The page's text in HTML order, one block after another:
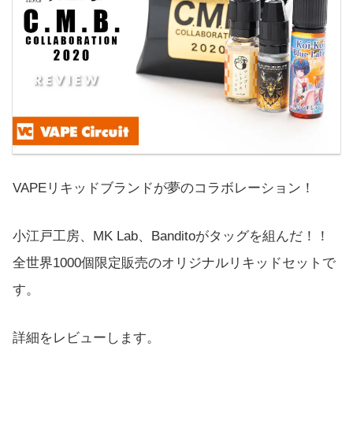
VAPEリキッドブランドが夢のコラボレーション！
小江戸工房、MK Lab、Banditoがタッグを組んだ！！
全世界1000個限定販売のオリジナルリキッドセットで
す。
詳細をレビューします。